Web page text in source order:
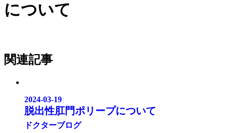
について
関連記事
2024-03-19
脱出性肛門ポリープについて
ドクターブログ